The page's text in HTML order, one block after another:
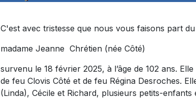
C'est avec tristesse que nous vous faisons part du
madame Jeanne Chrétien (née Côté)
survenu le 18 février 2025, à l’âge de 102 ans.
de feu Clovis Côté et de feu Régina Desroches.
(Linda), Cécile et Richard, plusieurs petits-